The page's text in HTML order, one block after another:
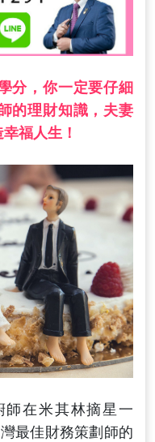
分，你一定要仔細
的理財知識，夫妻
福人生！
在米其林摘星一
最佳財務策劃師的